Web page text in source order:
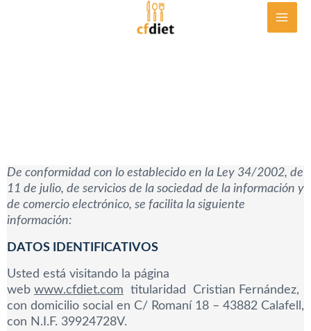
De conformidad con lo establecido en la Ley 34/2002, de
11 de julio, de servicios de la sociedad de la información y
de comercio electrónico, se facilita la siguiente
información:
DATOS IDENTIFICATIVOS
Usted está visitando la página
web www.cfdiet.com titularidad Cristian Fernández,
con domicilio social en C/ Romaní 18 – 43882 Calafell,
con N.I.F. 39924728V.